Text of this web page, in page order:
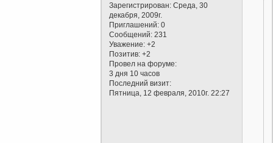
Зарегистрирован: Среда, 30
декабря, 2009г.
Приглашений: 0
Сообщений: 231
Уважение: +2
Позитив: +2
Провел на форуме:
3 дня 10 часов
Последний визит:
Пятница, 12 февраля, 2010г. 22:27